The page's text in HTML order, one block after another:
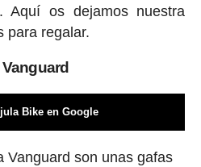
Aquí os dejamos nuestra
para regalar.
Bike en Google
Vanguard son unas gafas